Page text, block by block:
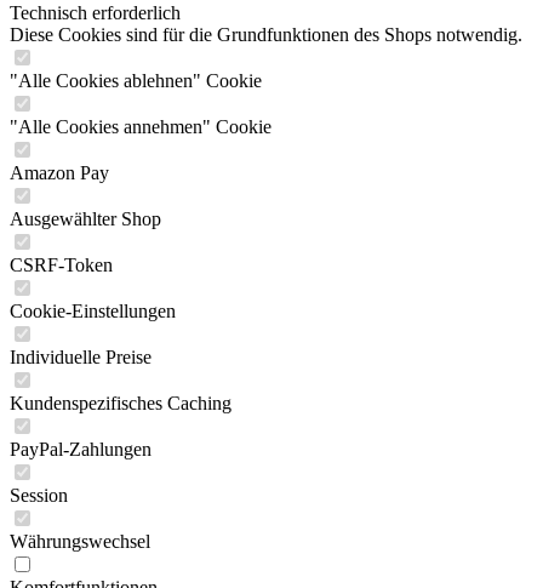
Technisch erforderlich
Diese Cookies sind für die Grundfunktionen des Shops notwendig.
"Alle Cookies ablehnen" Cookie
"Alle Cookies annehmen" Cookie
Amazon Pay
Ausgewählter Shop
CSRF-Token
Cookie-Einstellungen
Individuelle Preise
Kundenspezifisches Caching
PayPal-Zahlungen
Session
Währungswechsel